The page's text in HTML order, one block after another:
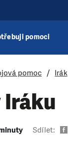
pomoci
pomoc Irák
Iráku
Sdílet: